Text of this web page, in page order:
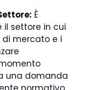
È
il settore in cui
di mercato e i
una domanda